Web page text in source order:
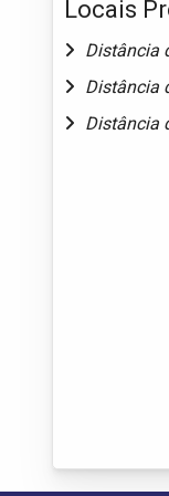
Locais
Distância
Distância
Distância